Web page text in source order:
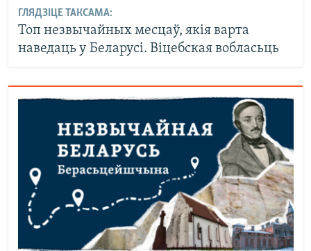
ГЛЯДЗІЦЕ ТАКСАМА:
Топ незвычайных месцаў, якія варта
наведаць у Беларусі. Віцебская вобласьць